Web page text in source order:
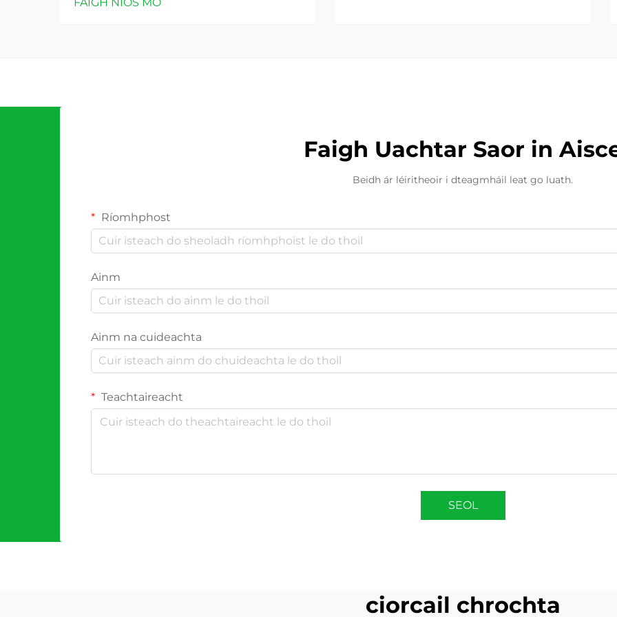
Faigh Uachtar Saor in
Beidh ár léiritheoir i dteagmháil leat go luath.
Ríomhphost
Ainm
Ainm na cuideachta
Teachtaireacht
SEOL
ciorcail chrochta